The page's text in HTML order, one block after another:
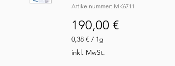
Artikelnummer: MK6711
190,00 €Preis
0,38 € / 1g
0,38 €
pro
inkl. MwSt.